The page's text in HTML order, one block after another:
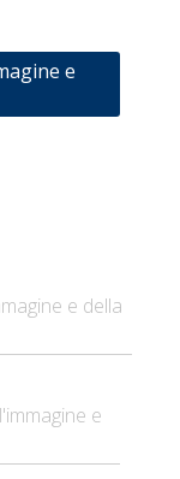
e
e della
e